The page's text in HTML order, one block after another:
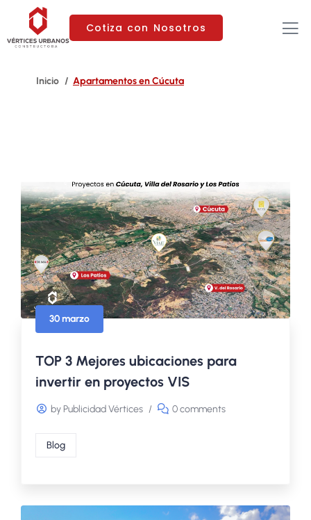
Cotiza con Nosotros
Apartamentos en Cúcuta
30 marzo
TOP 3 Mejores ubicaciones para
invertir en proyectos VIS
by Publicidad Vértices / 0 comments
Blog